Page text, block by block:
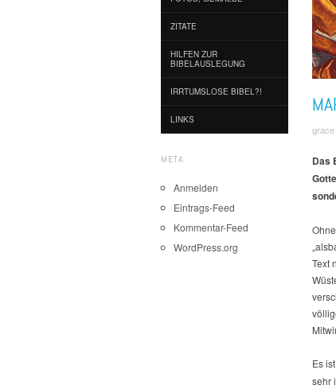
ZITATE
HILFEN ZUR
BIBELAUSLEGUNG
IRRTUMSLOSE BIBEL?!
LINKS
META
Anmelden
Eintrags-Feed
Kommentar-Feed
WordPress.org
grace
Das
Text
Es
sehr